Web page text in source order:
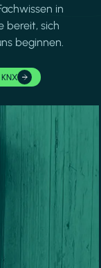
in
bereit, sich
beginnen.